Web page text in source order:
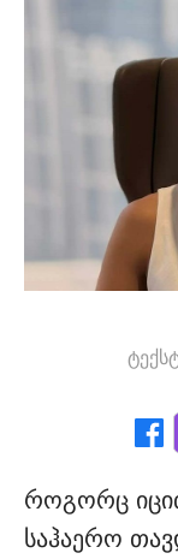
როგორც
საჰაერო